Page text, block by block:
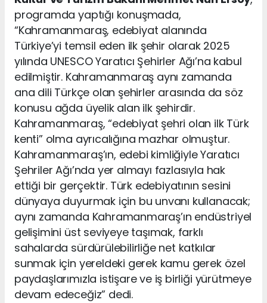
programda yaptığı konuşmada,
“Kahramanmaraş, edebiyat alanında
Türkiye’yi temsil eden ilk şehir olarak 2025
yılında UNESCO Yaratıcı Şehirler Ağı’na kabul
edilmiştir. Kahramanmaraş aynı zamanda
ana dili Türkçe olan şehirler arasında da söz
konusu ağda üyelik alan ilk şehirdir.
Kahramanmaraş, “edebiyat şehri olan ilk Türk
kenti” olma ayrıcalığına mazhar olmuştur.
Kahramanmaraş’ın, edebi kimliğiyle Yaratıcı
Şehriler Ağı’nda yer almayı fazlasıyla hak
ettiği bir gerçektir. Türk edebiyatının sesini
dünyaya duyurmak için bu unvanı kullanacak;
aynı zamanda Kahramanmaraş’ın endüstriyel
gelişimini üst seviyeye taşımak, farklı
sahalarda sürdürülebilirliğe net katkılar
sunmak için yereldeki gerek kamu gerek özel
paydaşlarımızla istişare ve iş birliği yürütmeye
devam edeceğiz” dedi.